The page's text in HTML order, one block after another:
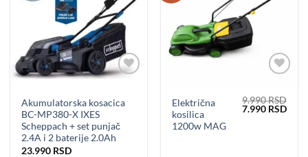
Akumulatorska kosacica
BC-MP380-X IXES
Scheppach + set punjač
2.4A i 2 baterije 2.0Ah
23.990 RSD
Električna
kosilica
1200w MAG
9.990RSD
Originalna
7.990 RSD